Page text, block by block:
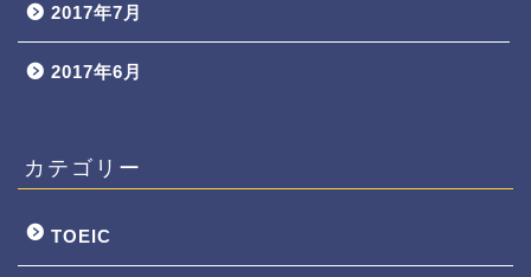
2017年7月
2017年6月
カテゴリー
TOEIC